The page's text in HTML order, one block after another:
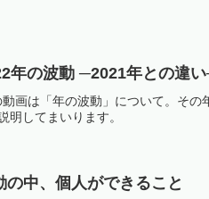
年の波動 ─2021年との違
画は「年の波動」について。その
明してまいります。
の中、個人ができること